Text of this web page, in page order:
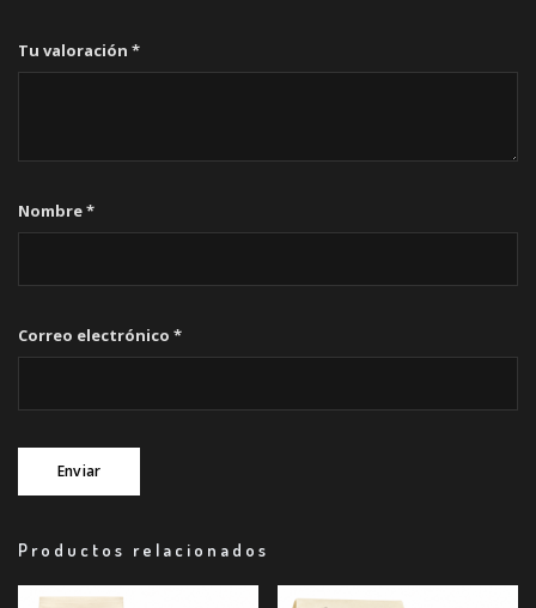
Tu valoración *
Nombre*
Correo electrónico *
Productos relacionados